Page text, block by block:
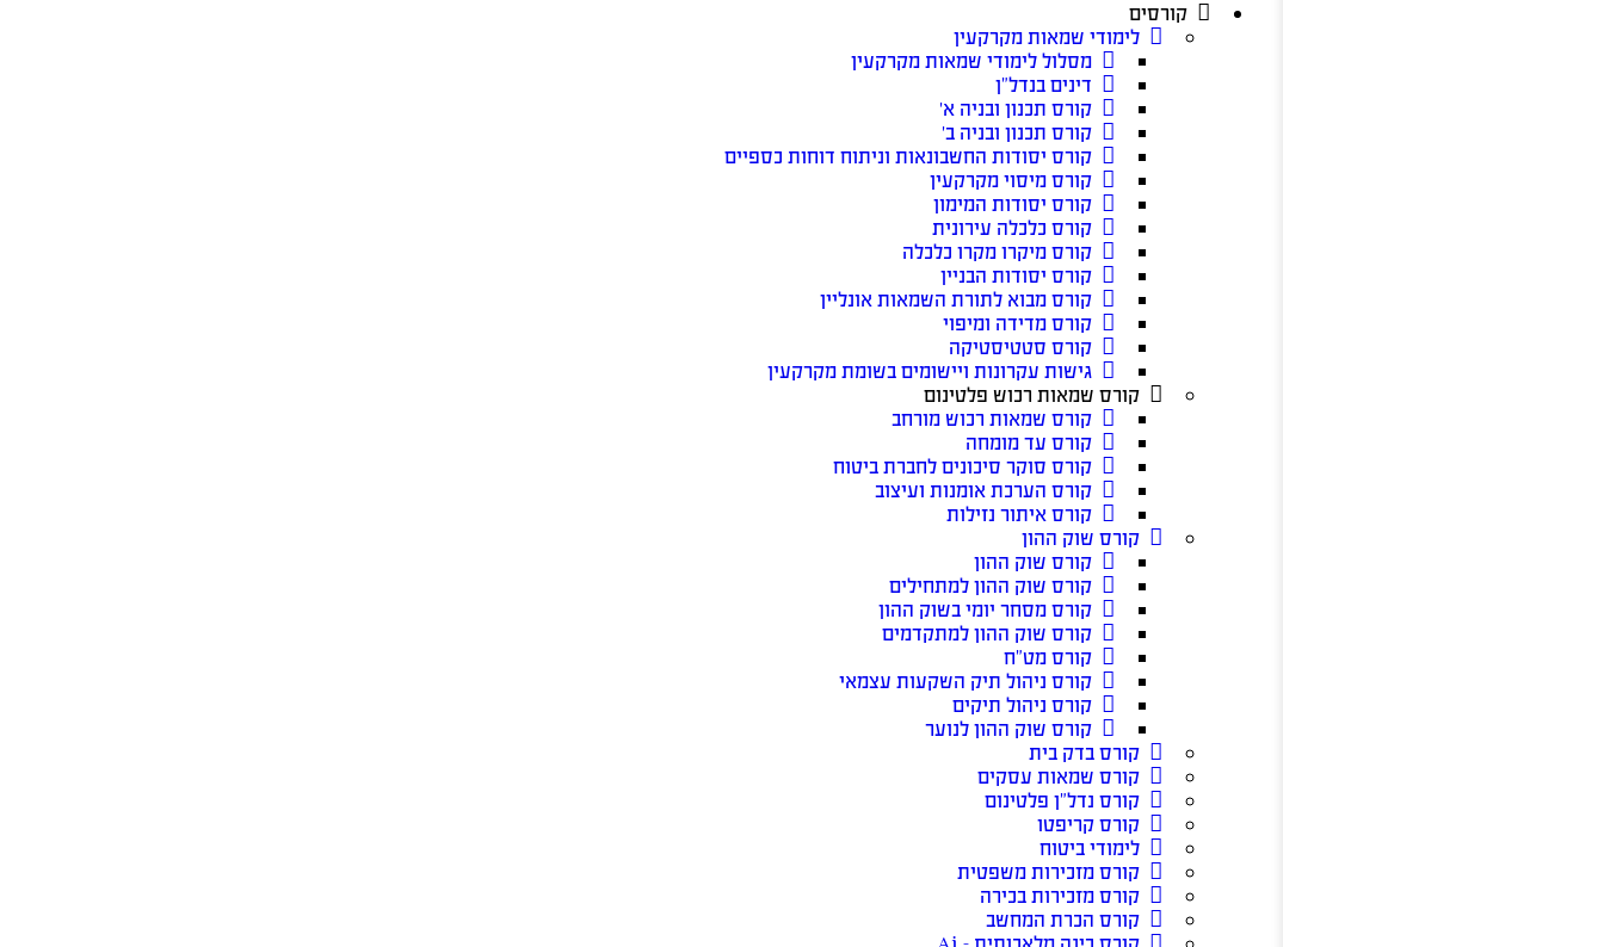
קורסים
לימודי שמאות מקרקעין
מסלול לימודי שמאות מקרקעין
דינים בנדל”ן
קורס תכנון ובניה א׳
קורס תכנון ובניה ב׳
קורס יסודות החשבונאות וניתוח דוחות כספיים
קורס מיסוי מקרקעין
קורס יסודות המימון
קורס כלכלה עירונית
קורס מיקרו מקרו כלכלה
קורס יסודות הבניין
קורס מבוא לתורת השמאות אונליין
קורס מדידה ומיפוי
קורס סטטיסטיקה
גישות עקרונות ויישומים בשומת מקרקעין
קורס שמאות רכוש פלטינום
קורס שמאות רכוש מורחב
קורס עד מומחה
קורס סוקר סיכונים לחברת ביטוח
קורס הערכת אומנות ועיצוב
קורס איתור נזילות
קורס שוק ההון
קורס שוק ההון
קורס שוק ההון למתחילים
קורס מסחר יומי בשוק ההון
קורס שוק ההון למתקדמים
קורס מט”ח
קורס ניהול תיק השקעות עצמאי
קורס ניהול תיקים
קורס שוק ההון לנוער
קורס בדק בית
קורס שמאות עסקים
קורס נדל”ן פלטינום
קורס קריפטו
לימודי ביטוח
קורס מזכירות משפטית
קורס מזכירות בכירה
קורס הכרת המחשב